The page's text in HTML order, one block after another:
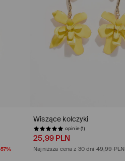
Wiszące kolczyki
opinie (1)
25,99 PLN
Najniższa cena z 30 dni 49,99 PLN